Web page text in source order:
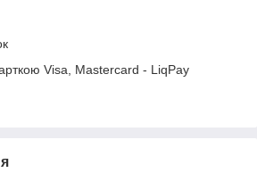
Visa, Mastercard - LiqPay